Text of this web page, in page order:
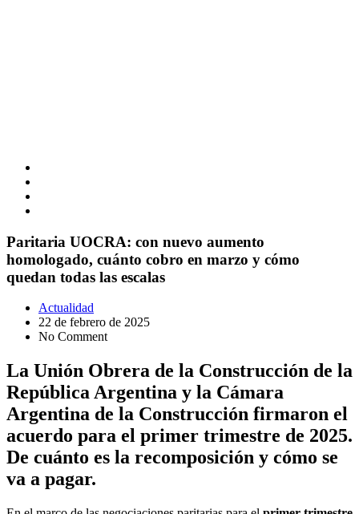
Paritaria UOCRA: con nuevo aumento
homologado, cuánto cobro en marzo y cómo
quedan todas las escalas
Actualidad
22 de febrero de 2025
No Comment
La Unión Obrera de la Construcción de la
República Argentina y la Cámara
Argentina de la Construcción firmaron el
acuerdo para el primer trimestre de 2025.
De cuánto es la recomposición y cómo se
va a pagar.